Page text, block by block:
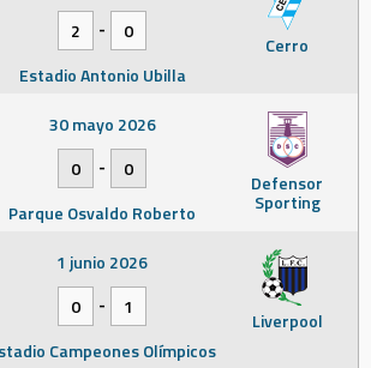
Cerro
2
-
0
Estadio Antonio Ubilla
Defensor
Sporting
30 mayo 2026
0
-
0
Parque Osvaldo Roberto
Liverpool
1 junio 2026
0
-
1
Campeones Olímpicos